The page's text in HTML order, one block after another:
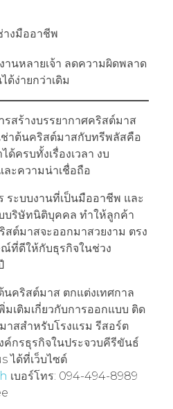
งมืออาชีพ
านหลายเจ้า ลดความผิดพลาด
ง่ายกว่าเดิม
สร้างบรรยากาศคริสต์มาส
ช่าต้นคริสต์มาสกับทรีพลัสคือ
ครบทั้งเรื่องเวลา งบ
ะความน่าเชื่อถือ
ระบบงานที่เป็นมืออาชีพ และ
บริษัทนิติบุคคล ทำให้ลูกค้า
สต์มาสจะออกมาสวยงาม ตรง
ที่ดีให้กับธุรกิจในช่วง
นคริสต์มาส ตกแต่งเทศกาล
เติมเกี่ยวกับการออกแบบ ติด
าสสำหรับโรงแรม รีสอร์ต
ค์กรธุรกิจในประจวบคีรีขันธ์
ได้ที่เว็บไซต์
เบอร์โทร: 094-494-8989